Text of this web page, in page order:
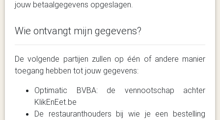
jouw betaalgegevens opgeslagen.
Wie ontvangt mijn gegevens?
De volgende partijen zullen op één of andere manier
toegang hebben tot jouw gegevens:
Optimatic BVBA: de vennootschap achter
KlikEnEet.be
De restauranthouders bij wie je een bestelling